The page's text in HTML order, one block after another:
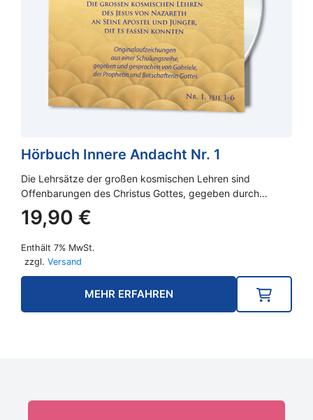
Hörbuch Innere Andacht Nr. 1
Die Lehrsätze der großen kosmischen Lehren sind
Offenbarungen des Christus Gottes, gegeben durch…
19,90 €
Enthält 7% MwSt.
zzgl. Versand
MEHR ERFAHREN